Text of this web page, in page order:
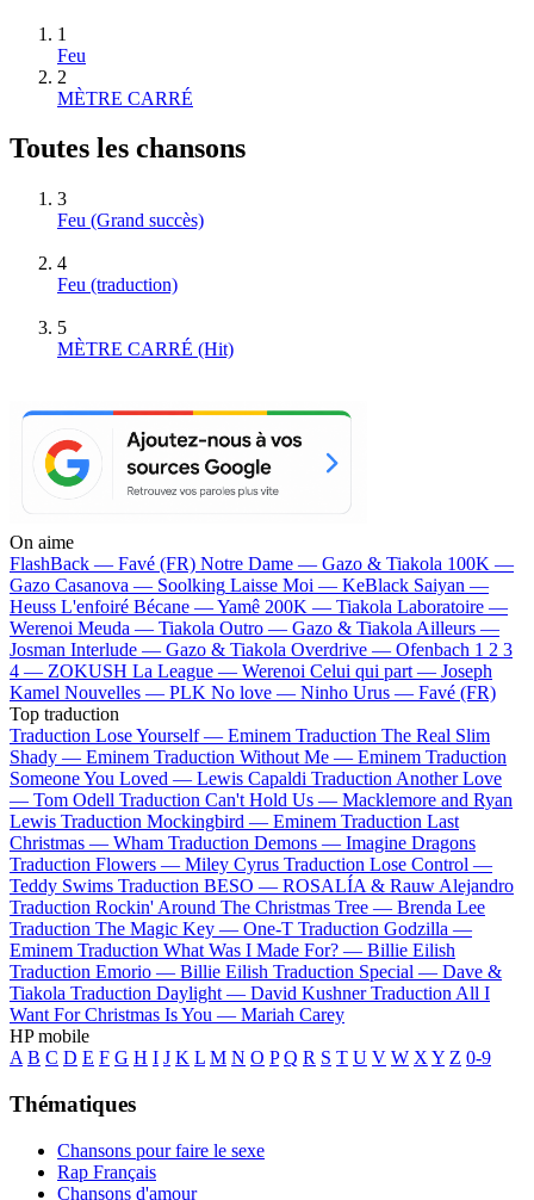
1
Feu
2
MÈTRE CARRÉ
Toutes les chansons
3
Feu (Grand succès)
4
Feu (traduction)
5
MÈTRE CARRÉ (Hit)
On aime
FlashBack — Favé (FR) Notre Dame — Gazo & Tiakola 100K —
Gazo Casanova — Soolking Laisse Moi — KeBlack Saiyan —
Heuss L'enfoiré Bécane —Yamê 200K — Tiakola Laboratoire —
Werenoi Meuda — Tiakola Outro — Gazo & Tiakola Ailleurs —
Josman Interlude — Gazo & Tiakola Overdrive — Ofenbach 1 2 3
4 — ZOKUSH La League — Werenoi Celui qui part — Joseph
Kamel Nouvelles — PLK No love — Ninho Urus — Favé (FR)
Top traduction
Traduction Lose Yourself — Eminem Traduction The Real Slim
Shady — Eminem Traduction Without Me — Eminem Traduction
Someone You Loved — Lewis Capaldi Traduction Another Love
— Tom Odell Traduction Can't Hold Us — Macklemore and Ryan
Lewis Traduction Mockingbird — Eminem Traduction Last
Christmas — Wham Traduction Demons — Imagine Dragons
Traduction Flowers — Miley Cyrus Traduction Lose Control —
Teddy Swims Traduction BESO — ROSALÍA & Rauw Alejandro
Traduction Rockin' Around The Christmas Tree — Brenda Lee
Traduction The Magic Key — One-T Traduction Godzilla —
Eminem Traduction What Was I Made For? — Billie Eilish
Traduction Emorio — Billie Eilish Traduction Special — Dave &
Tiakola Traduction Daylight — David Kushner Traduction All I
Want For Christmas Is You — Mariah Carey
HP mobile
A B C D E F G H I J K L M N O P Q R S T U V W X Y Z 0-9
Thématiques
Chansons pour faire le sexe
Rap Français
Chansons d'amour